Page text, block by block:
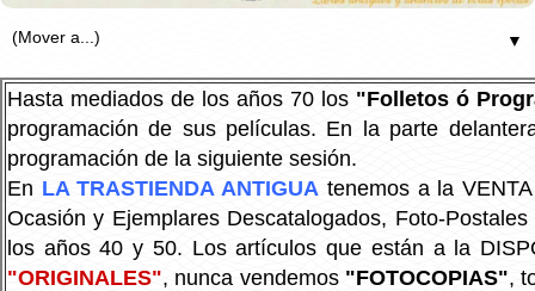
▼
Hasta mediados de los años 70 los "Folletos ó
programación de sus películas. En la parte
programación de la siguiente sesión.
En LA TRASTIENDA ANTIGUA tenemos a la
Ocasión y Ejemplares Descatalogados, Foto-
los años 40 y 50. Los artículos que están a la
"ORIGINALES", nunca vendemos "FOTOCOPIAS",